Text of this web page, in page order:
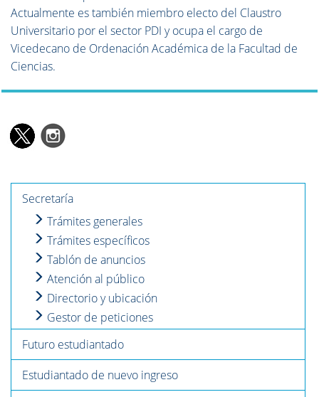
Actualmente es también miembro electo del Claustro
Universitario por el sector PDI y ocupa el cargo de
Vicedecano de Ordenación Académica de la Facultad de
Ciencias.
Secretaría
Trámites generales
Trámites específicos
Tablón de anuncios
Atención al público
Directorio y ubicación
Gestor de peticiones
Futuro estudiantado
Estudiantado de nuevo ingreso